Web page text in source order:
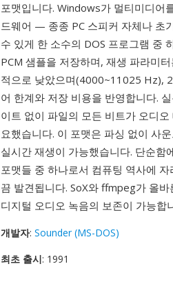
포맷입니다. Windows가 멀티미디어
드웨어 — 종종 PC 스피커 자체나 초
수 있게 한 소수의 DOS 프로그램 중
PCM 샘플을 저장하며, 재생 파라미
적으로 낮았으며(4000~11025 Hz),
어 한계와 저장 비용을 반영합니다.
이트 없이 파일의 모든 비트가 오디
요했습니다. 이 포맷은 파싱 없이 사
실시간 재생이 가능했습니다. 단순함
포맷들 중 하나로서 컴퓨팅 역사에
끔 발견됩니다. SoX와 ffmpeg가 올
디지털 오디오 녹음의 보존이 가능합
개발자: Sounder (MS-DOS)
최초 출시: 1991